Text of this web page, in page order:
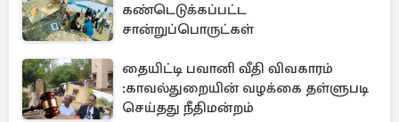
கண்டெடுக்கப்பட்ட
சான்றுப்பொருட்கள்
தையிட்டி பவானி வீதி விவகாரம்
:காவல்துறையின் வழக்கை தள்ளுபடி
செய்தது நீதிமன்றம்